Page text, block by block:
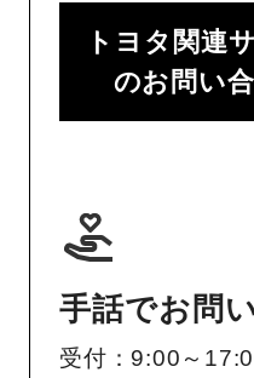
トヨタ関連
のお問い
手話でお問
受付：9:00～